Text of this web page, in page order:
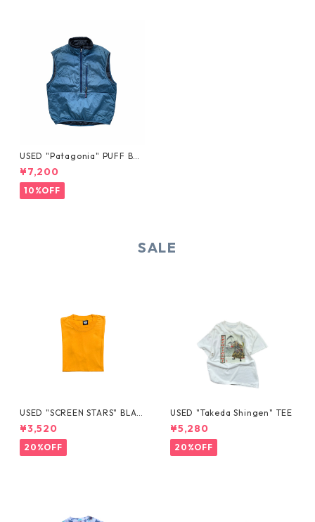
USED "Patagonia" PUFF BAL
L VEST
¥7,200
10%OFF
SALE
USED "SCREEN STARS" BLAN
K TEE
¥3,520
20%OFF
USED "Takeda Shingen" TEE
¥5,280
20%OFF